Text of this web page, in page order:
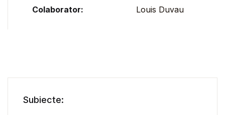
Colaborator: Louis Duvau
Subiecte: